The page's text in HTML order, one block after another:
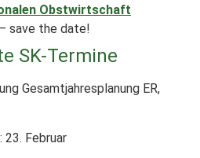
Obstwirtschaft
– save the date!
Termine
Gesamtjahresplanung ER,
23. Februar